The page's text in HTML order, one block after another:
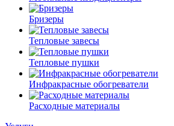
Бризеры
Тепловые завесы
Тепловые пушки
Инфракрасные обогреватели
Расходные материалы